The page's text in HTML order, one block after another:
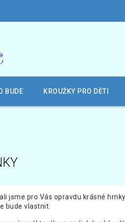
BUDE KROUŽKY PRO DĚTI
jsme pro Vás opravdu krásné
bude vlastnit.